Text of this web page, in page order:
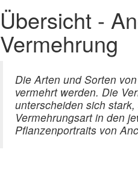
Übersicht -
Vermehrung
Die Arten und Sorten
vermehrt werden. Die
unterscheiden sich
Vermehrungsart in den
Pflanzenportraits von